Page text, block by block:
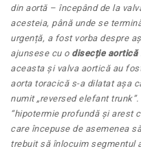
din aortă – începând de la
acesteia, până unde se
urgență, a fost vorba despre
ajunsese cu o disecție aortică
aceasta și valva aortică au
aorta toracică s-a dilatat așa
numit „reversed elefant
“hipotermie profundă și arest
care începuse de asemenea
trebuit să înlocuim segmentul